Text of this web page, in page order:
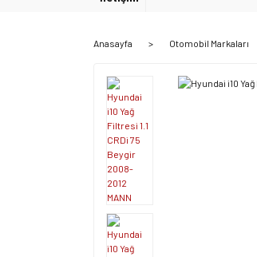
Anasayfa Otomobil Markaları